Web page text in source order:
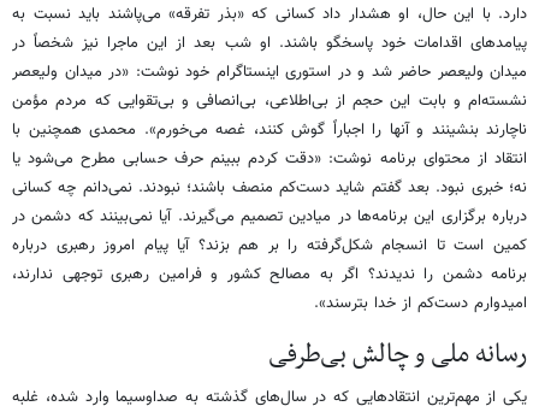
دارد. با این حال، او هشدار داد کسانی که «بذر تفرقه» می‌پاشند باید نسبت به
پیامدهای اقدامات خود پاسخگو باشند. او شب بعد از این ماجرا نیز شخصاً در
میدان ولیعصر حاضر شد و در استوری اینستاگرام خود نوشت: «در میدان ولیعصر
نشسته‌ام و بابت این حجم از بی‌اطلاعی، بی‌انصافی و بی‌تقوایی که مردم مؤمن
ناچارند بنشینند و آنها را اجباراً گوش کنند، غصه می‌خورم». محمدی همچنین با
انتقاد از محتوای برنامه نوشت: «دقت کردم ببینم حرف حسابی مطرح می‌شود یا
نه؛ خبری نبود. بعد گفتم شاید دست‌کم منصف باشند؛ نبودند. نمی‌دانم چه کسانی
درباره برگزاری این برنامه‌ها در میادین تصمیم می‌گیرند. آیا نمی‌بینند که دشمن در
کمین است تا انسجام شکل‌گرفته را بر هم بزند؟ آیا پیام امروز رهبری درباره
برنامه دشمن را ندیدند؟ اگر به مصالح کشور و فرامین رهبری توجهی ندارند،
امیدوارم دست‌کم از خدا بترسند».
رسانه ملی و چالش بی‌طرفی
یکی از مهم‌ترین انتقادهایی که در سال‌های گذشته به صداوسیما وارد شده، غلبه